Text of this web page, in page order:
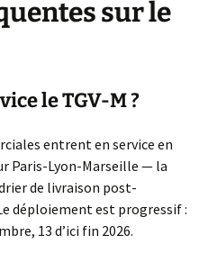
sur le
le TGV-M ?
entrent en service en
Paris-Lyon-Marseille — la
de livraison post-
déploiement est progressif :
13 d’ici fin 2026.